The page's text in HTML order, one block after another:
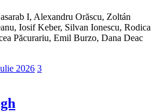
I, Alexandru Orăscu, Zoltán
Iosif Keber, Silvan Ionescu, Rodica
Păcurariu, Emil Burzo, Dana Deac
2026 3